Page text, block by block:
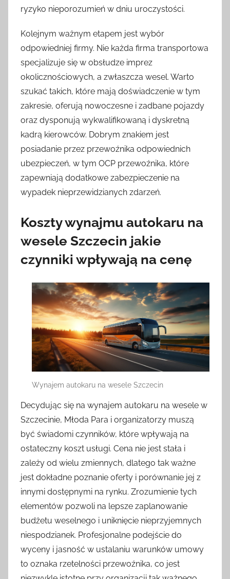
ryzyko nieporozumień w dniu uroczystości.
Kolejnym ważnym etapem jest wybór
odpowiedniej firmy. Nie każda firma transportowa
specjalizuje się w obsłudze imprez
okolicznościowych, a zwłaszcza wesel. Warto
szukać takich, które mają doświadczenie w tym
zakresie, oferują nowoczesne i zadbane pojazdy
oraz dysponują wykwalifikowaną i dyskretną
kadrą kierowców. Dobrym znakiem jest
posiadanie przez przewoźnika odpowiednich
ubezpieczeń, w tym OCP przewoźnika, które
zapewniają dodatkowe zabezpieczenie na
wypadek nieprzewidzianych zdarzeń.
Koszty wynajmu autokaru na
wesele Szczecin jakie
czynniki wpływają na cenę
Wynajem autokaru na wesele Szczecin
Decydując się na wynajem autokaru na wesele w
Szczecinie, Młoda Para i organizatorzy muszą
być świadomi czynników, które wpływają na
ostateczny koszt usługi. Cena nie jest stała i
zależy od wielu zmiennych, dlatego tak ważne
jest dokładne poznanie oferty i porównanie jej z
innymi dostępnymi na rynku. Zrozumienie tych
elementów pozwoli na lepsze zaplanowanie
budżetu weselnego i uniknięcie nieprzyjemnych
niespodzianek. Profesjonalne podejście do
wyceny i jasność w ustalaniu warunków umowy
to oznaka rzetelności przewoźnika, co jest